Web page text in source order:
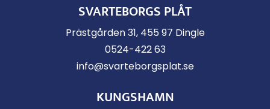
SVARTEBORGS PLÅT
Prästgården 31, 455 97 Dingle
0524-422 63
info@svarteborgsplat.se
KUNGSHAMN